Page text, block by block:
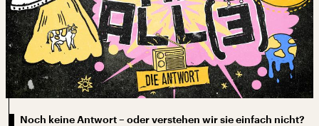
Noch keine Antwort – oder verstehen wir sie einfach nicht?